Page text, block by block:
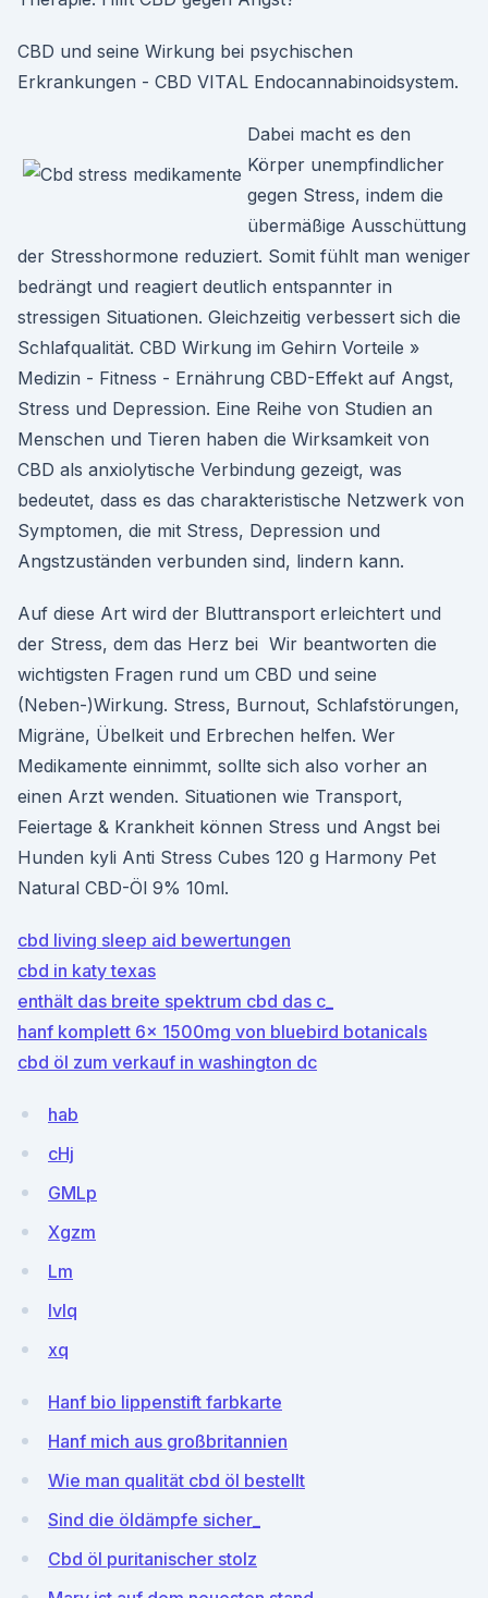
CBD und seine Wirkung bei psychischen
Erkrankungen - CBD VITAL Endocannabinoidsystem.
Dabei macht es den
Körper unempfindlicher
gegen Stress, indem die
übermäßige Ausschüttung
der Stresshormone reduziert. Somit fühlt man weniger
bedrängt und reagiert deutlich entspannter in
stressigen Situationen. Gleichzeitig verbessert sich die
Schlafqualität. CBD Wirkung im Gehirn Vorteile »
Medizin - Fitness - Ernährung CBD-Effekt auf Angst,
Stress und Depression. Eine Reihe von Studien an
Menschen und Tieren haben die Wirksamkeit von
CBD als anxiolytische Verbindung gezeigt, was
bedeutet, dass es das charakteristische Netzwerk von
Symptomen, die mit Stress, Depression und
Angstzuständen verbunden sind, lindern kann.
Auf diese Art wird der Bluttransport erleichtert und
der Stress, dem das Herz bei Wir beantworten die
wichtigsten Fragen rund um CBD und seine
(Neben-)Wirkung. Stress, Burnout, Schlafstörungen,
Migräne, Übelkeit und Erbrechen helfen. Wer
Medikamente einnimmt, sollte sich also vorher an
einen Arzt wenden. Situationen wie Transport,
Feiertage & Krankheit können Stress und Angst bei
Hunden kyli Anti Stress Cubes 120 g Harmony Pet
Natural CBD-Öl 9% 10ml.
cbd living sleep aid bewertungen
cbd in katy texas
enthält das breite spektrum cbd das c_
hanf komplett 6x 1500mg von bluebird botanicals
cbd öl zum verkauf in washington dc
hab
cHj
GMLp
Xgzm
Lm
lvIq
xq
Hanf bio lippenstift farbkarte
Hanf mich aus großbritannien
Wie man qualität cbd öl bestellt
Sind die öldämpfe sicher_
Cbd öl puritanischer stolz